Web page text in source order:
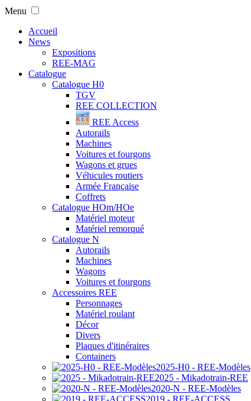
Menu
Accueil
News
Expositions
REE-MAG
Catalogue
Catalogue H0
TGV
REE COLLECTION
REE Access
Autorails
Machines
Voitures et fourgons
Wagons et grues
Véhicules routiers
Armée Française
Coffrets
Catalogue HOm/HOe
Matériel moteur
Matériel remorqué
Catalogue N
Autorails
Machines
Wagons
Voitures et fourgons
Accessoires REE
Personnages
Matériel roulant
Décor
Divers
Plaques d'itinéraires
Containers
2025-H0 - REE-Modèles
2025 - Mikadotrain-REE
2020-N - REE-Modèles
2019 - REE-ACCESS